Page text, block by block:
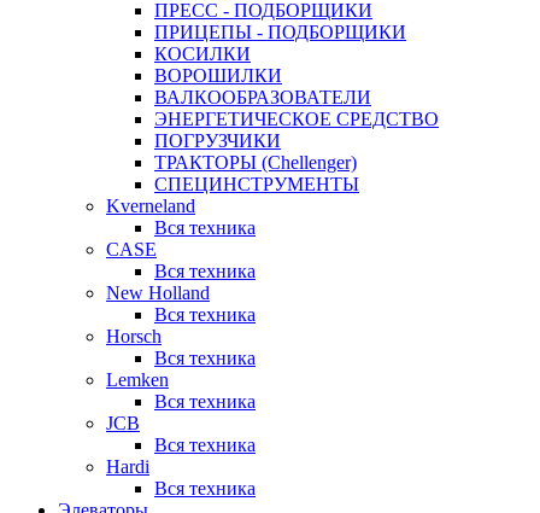
ПРЕСС - ПОДБОРЩИКИ
ПРИЦЕПЫ - ПОДБОРЩИКИ
КОСИЛКИ
ВОРОШИЛКИ
ВАЛКООБРАЗОВАТЕЛИ
ЭНЕРГЕТИЧЕСКОЕ СРЕДСТВО
ПОГРУЗЧИКИ
ТРАКТОРЫ (Chellenger)
СПЕЦИНСТРУМЕНТЫ
Kverneland
Вся техника
CASE
Вся техника
New Holland
Вся техника
Horsch
Вся техника
Lemken
Вся техника
JCB
Вся техника
Hardi
Вся техника